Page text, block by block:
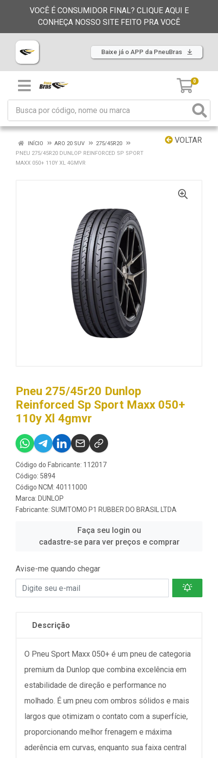
VOCÊ É CONSUMIDOR FINAL? CLIQUE AQUI E
CONHEÇA NOSSO SITE FEITO PRA VOCÊ
Baixe já o APP da PneuBras
0
VOLTAR
INÍCIO ARO 20 SUV
275/45R20
PNEU 275/45R20 DUNLOP REINFORCED SP SPORT
MAXX 050+ 110Y XL 4GMVR
Pneu 275/45r20 Dunlop
Reinforced Sp Sport Maxx 050+
110y Xl 4gmvr
Código do Fabricante: 112017
Código: 5894
Código NCM: 40111000
Marca: DUNLOP
Fabricante: SUMITOMO P1 RUBBER DO BRASIL LTDA
Faça seu login ou
cadastre-se para ver preços e comprar
Avise-me quando chegar
Descrição
O Pneu Sport Maxx 050+ é um pneu de categoria
premium da Dunlop que combina excelência em
estabilidade de direção e performance no
molhado. É um pneu com ombros sólidos e mais
largos que otimizam o contato com a superfície,
proporcionando melhor frenagem e máxima
aderência em curvas, enquanto sua faixa central